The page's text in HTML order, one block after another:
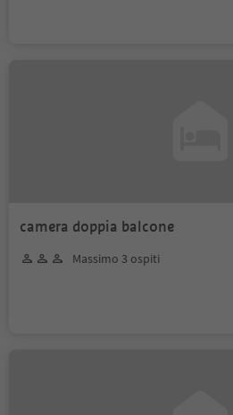
camera doppia balcone
Massimo 3 ospiti